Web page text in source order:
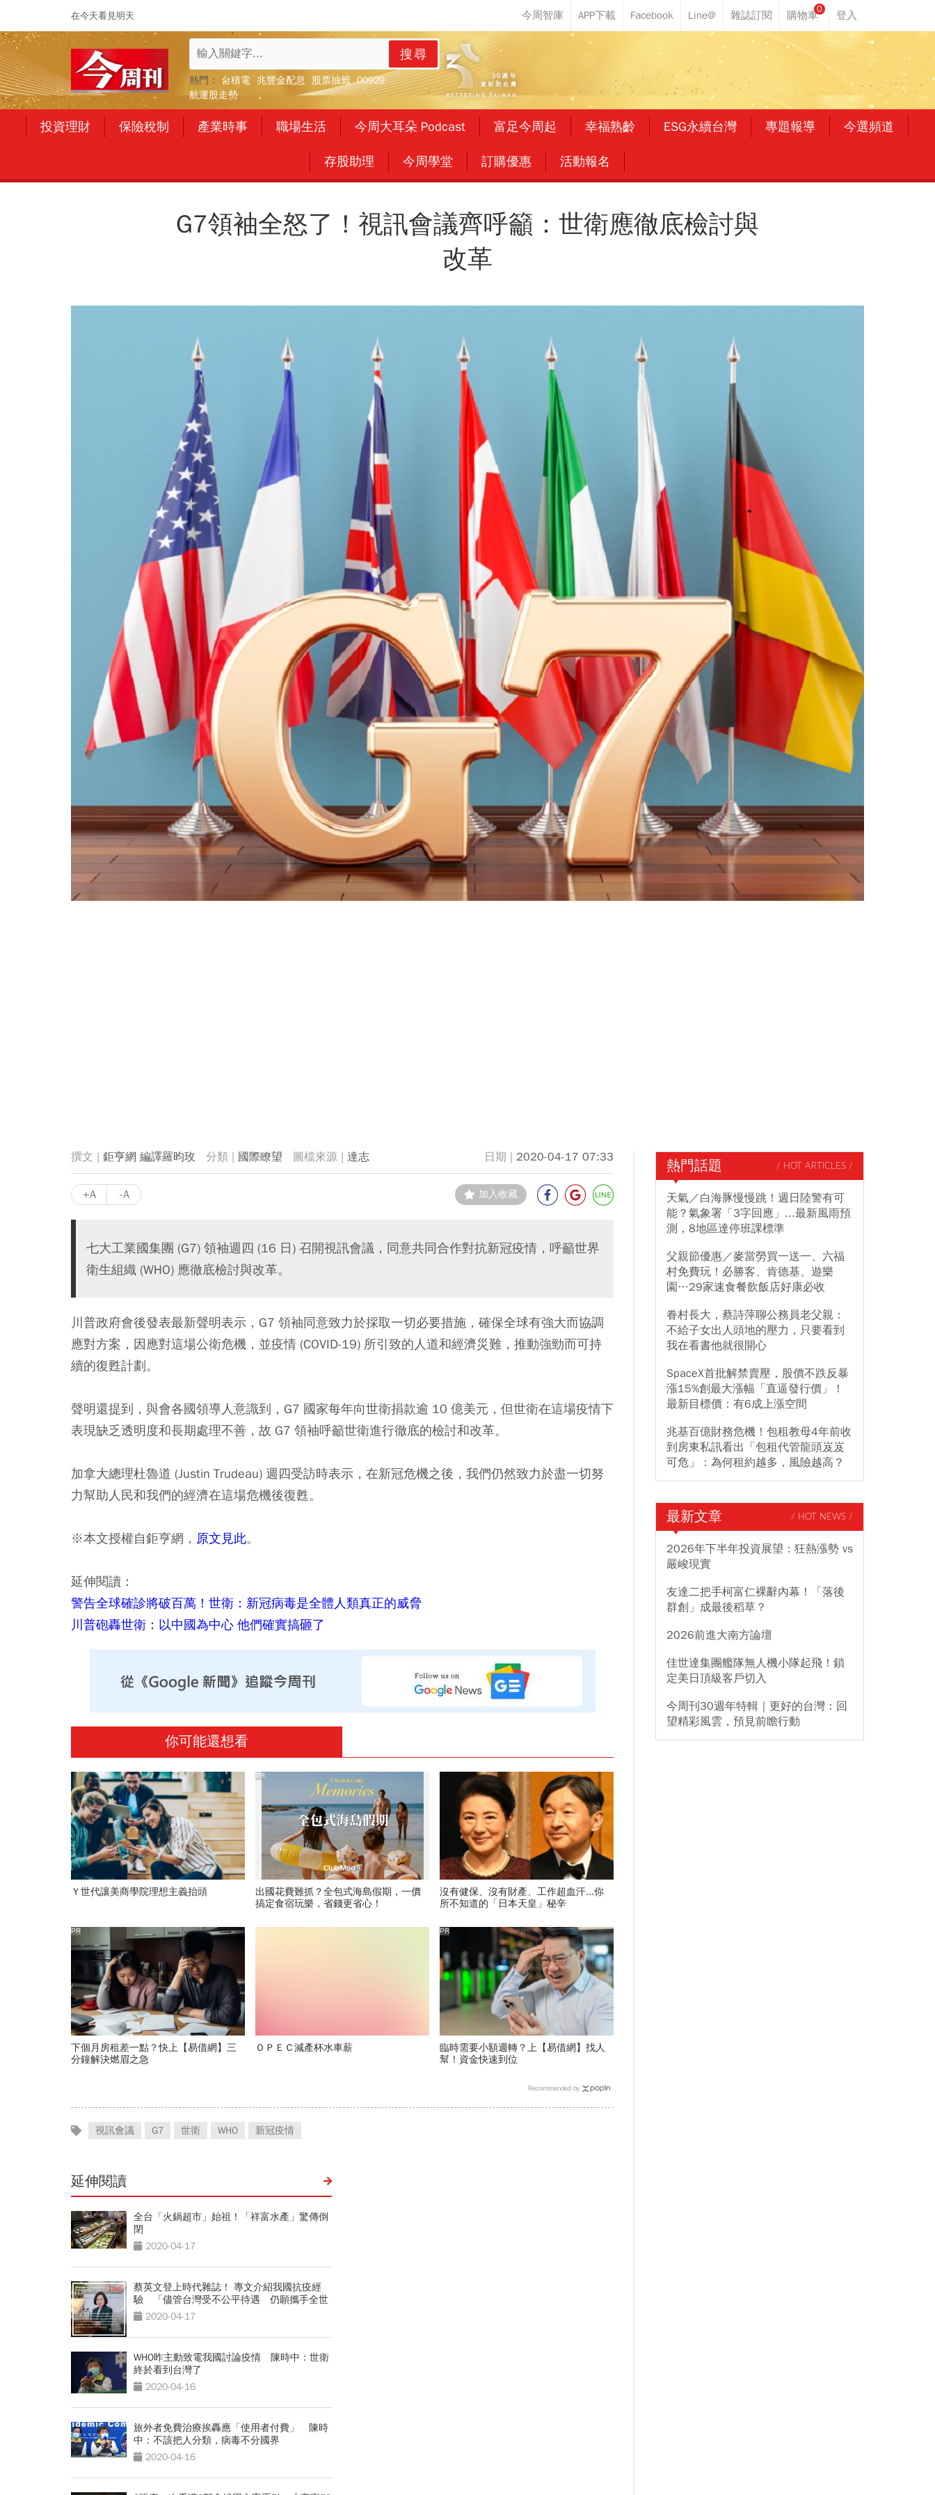
在今天看見明天
0
搜尋
熱門： 台積電 兆豐金配息 股票抽籤 00929
航運股走勢
投資理財 保險稅制 產業時事 職場生活 今周大耳朵 Podcast 富足今周起 幸福熟齡 ESG永續台灣 專題報導 今選頻道
存股助理 今周學堂 訂購優惠 活動報名
G7領袖全怒了！視訊會議齊呼籲：世衛應徹底檢討與
改革
鉅亨網 編譯羅昀玫 國際瞭望 達志 2020-04-17 07:33
+A -A 加入收藏
七大工業國集團 (G7) 領袖週四 (16 日) 召開視訊會議，同意共同合作對抗新冠疫情，呼籲世界
衛生組織 (WHO) 應徹底檢討與改革。
川普政府會後發表最新聲明表示，G7 領袖同意致力於採取一切必要措施，確保全球有強大而協調
應對方案，因應對這場公衛危機，並疫情 (COVID-19) 所引致的人道和經濟災難，推動強勁而可持
續的復甦計劃。
聲明還提到，與會各國領導人意識到，G7 國家每年向世衛捐款逾 10 億美元，但世衛在這場疫情下
表現缺乏透明度和長期處理不善，故 G7 領袖呼籲世衛進行徹底的檢討和改革。
加拿大總理杜魯道 (Justin Trudeau) 週四受訪時表示，在新冠危機之後，我們仍然致力於盡一切努
力幫助人民和我們的經濟在這場危機後復甦。
※本文授權自鉅亨網， 原文見此。
延伸閱讀：
警告全球確診將破百萬！世衛：新冠病毒是全體人類真正的威脅
川普砲轟世衛：以中國為中心 他們確實搞砸了
你可能還想看
Ｙ世代讓美商學院理想主義抬頭
出國花費難抓？全包式海島假期，一價
搞定食宿玩樂，省錢更省心！
PR
沒有健保、沒有財產、工作超血汗...你
所不知道的「日本天皇」秘辛
下個月房租差一點？快上【易借網】三
分鐘解決燃眉之急
PR
ＯＰＥＣ減產杯水車薪
臨時需要小額週轉？上【易借網】找人
幫！資金快速到位
PR
Recommended by
視訊會議 G7 世衛 WHO 新冠疫情
延伸閱讀
全台「火鍋超市」始祖！「祥富水產」驚傳倒
閉
2020-04-17
蔡英文登上時代雜誌！ 專文介紹我國抗疫經
驗 「儘管台灣受不公平待遇 仍願攜手全世
界」2020-04-17
WHO昨主動致電我國討論疫情 陳時中：世衛
終於看到台灣了
2020-04-16
旅外者免費治療挨轟應「使用者付費」 陳時
中：不該把人分類，病毒不分國界
2020-04-16
熱門話題 / HOT ARTICLES /
天氣／白海豚慢慢跳！週日陸警有可
能？氣象署「3字回應」...最新風雨預
測，8地區達停班課標準
父親節優惠／麥當勞買一送一、六福
村免費玩！必勝客、肯德基、遊樂
園…29家速食餐飲飯店好康必收
眷村長大，蔡詩萍聊公務員老父親：
不給子女出人頭地的壓力，只要看到
我在看書他就很開心
SpaceX首批解禁賣壓，股價不跌反暴
漲15%創最大漲幅「直逼發行價」！
最新目標價：有6成上漲空間
兆基百億財務危機！包租教母4年前收
到房東私訊看出「包租代管龍頭岌岌
可危」：為何租約越多，風險越高？
最新文章 / HOT NEWS /
2026年下半年投資展望：狂熱漲勢 vs
嚴峻現實
友達二把手柯富仁裸辭內幕！「落後
群創」成最後稻草？
2026前進大南方論壇
佳世達集團艦隊無人機小隊起飛！鎖
定美日頂級客戶切入
今周刊30週年特輯｜更好的台灣：回
望精彩風雲，預見前瞻行動